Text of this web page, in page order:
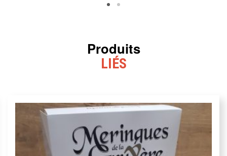
Produits
LIÉS